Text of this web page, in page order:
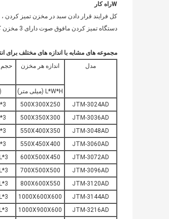
Wراه کار
کل فرایند قرار دادن سبد در مخزن تمیز کردن
دستگاه تمیز کردن مافوق صوت دارای 3 مخزن کار ، به علاوه 1 ایستگاه بارگیری و تخلیه ، در مجموع 4 ایستگاه است.
مجموعه های مشابه با اندازه های مختلف برای
مدل
اندازه هر مخزن
L*W*H (میلی متر) (L)
JTM-3024AD
500X300X250
JTM-3036AD
500X350X300
JTM-3048AD
550X400X350
JTM-3060AD
550X450X400
JTM-3072AD
600X500X450
JTM-3096AD
700X500X500
JTM-3120AD
800X600X550
JTM-3144AD
1000X600X600
JTM-3216AD
1000X900X600